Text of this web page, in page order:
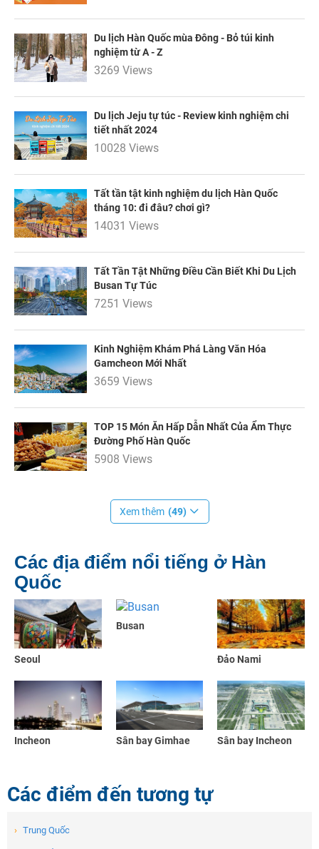
Du lịch Hàn Quốc mùa Đông - Bỏ túi kinh
nghiệm từ A - Z
3269 Views
Du lịch Jeju tự túc - Review kinh nghiệm chi
tiết nhất 2024
10028 Views
Tất tần tật kinh nghiệm du lịch Hàn Quốc
tháng 10: đi đâu? chơi gì?
14031 Views
Tất Tần Tật Những Điều Cần Biết Khi Du Lịch
Busan Tự Túc
7251 Views
Kinh Nghiệm Khám Phá Làng Văn Hóa
Gamcheon Mới Nhất
3659 Views
TOP 15 Món Ăn Hấp Dẫn Nhất Của Ẩm Thực
Đường Phố Hàn Quốc
5908 Views
Xem thêm (49)
Các địa điểm nổi tiếng ở Hàn
Quốc
Seoul
Busan
Đảo Nami
Incheon Sân bay Gimhae Sân bay Incheon
Các điểm đến tương tự
› Trung Quốc
Nhận ưu đãi ngay!